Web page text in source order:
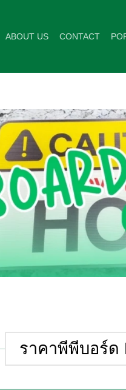
ABOUT US CONTACT
ราคาพีพีบอร์ด